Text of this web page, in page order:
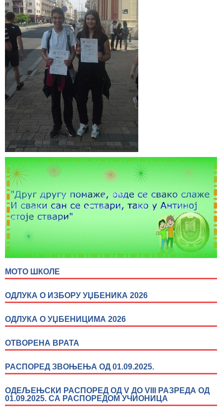
МОТО ШКОЛЕ
ОДЛУКА О ИЗБОРУ УЏБЕНИКА 2026
ОДЛУКА О УЏБЕНИЦИМА 2026
ОТВОРЕНА ВРАТА
РАСПОРЕД ЗВОЊЕЊА ОД 01.09.2025.
ОДЕЉЕЊСКИ РАСПОРЕД ОД V ДО VIII РАЗРЕДА ОД
01.09.2025. СА РАСПОРЕДОМ УЧИОНИЦА